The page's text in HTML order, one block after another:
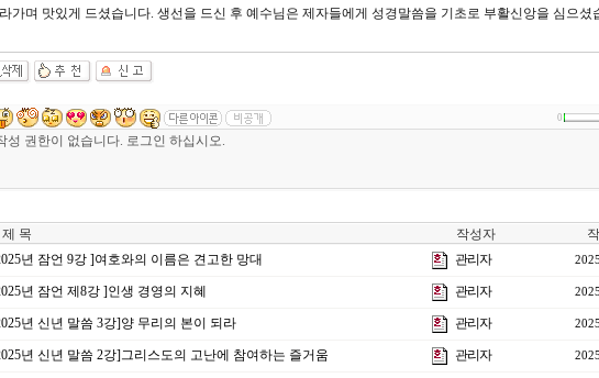
가며 맛있게 드셨습니다. 생선을 드신 후 예수님은 제자들에게 성경말씀을 기초로 부활신앙을 심으셨
0
목 작성자
년 잠언 9강 ]여호와의 이름은 견고한 망대 관리자
년 잠언 제8강 ]인생 경영의 지혜 관리자
년 신년 말씀 3강]양 무리의 본이 되라 관리자
년 신년 말씀 2강]그리스도의 고난에 참여하는 즐거움 관리자